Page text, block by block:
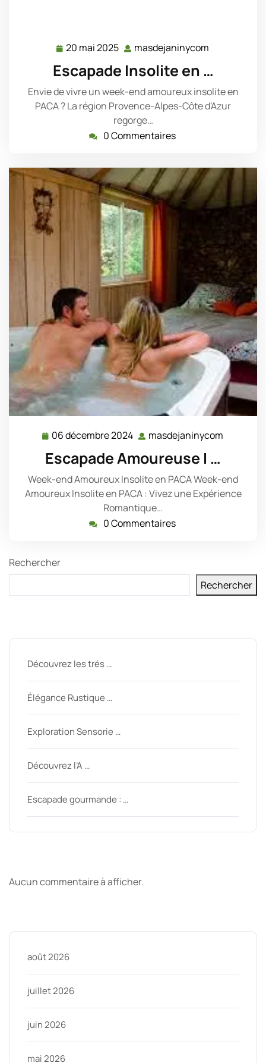
20 mai 2025 20
mai
2025
masdejaninycom
Escapade Insolite en …
Envie de vivre un week-end amoureux insolite en
PACA ? La région Provence-Alpes-Côte d'Azur
regorge…
0 Commentaires
06 décembre 2024 06
2024
masdejaninycom
Escapade Amoureuse I …
Week-end Amoureux Insolite en PACA Week-end
Amoureux Insolite en PACA : Vivez une Expérience
Romantique…
0 Commentaires
Rechercher
Rechercher
Découvrez les trés …
Élégance Rustique …
Exploration Sensorie …
Découvrez l’A …
Escapade gourmande : …
Aucun commentaire à afficher.
août 2026
juillet 2026
juin 2026
mai 2026